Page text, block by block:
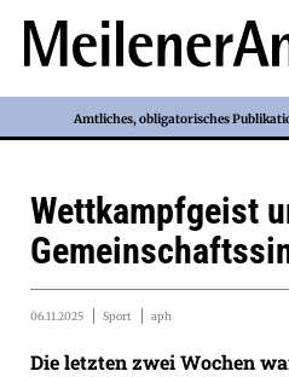
Amtliches, obligatorisches
Wettkampfgeist
06.11.2025 Sport aph
Die letzten zwei Wochen